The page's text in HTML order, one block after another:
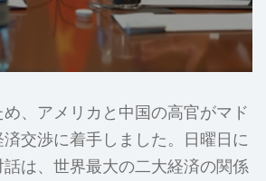
、アメリカと中国の高官がマド
済交渉に着手しました。日曜日に
は、世界最大の二大経済の関係